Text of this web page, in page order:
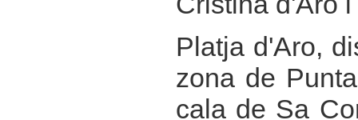
Platja d'Aro,
zona de
cala de Sa